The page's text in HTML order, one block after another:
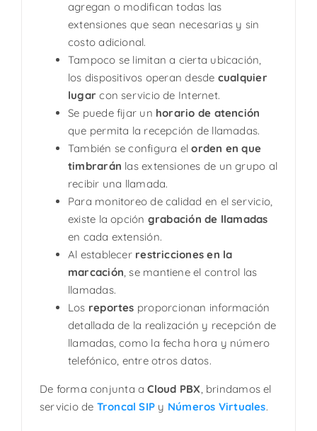
agregan o modifican todas las
extensiones que sean necesarias y sin
costo adicional.
Tampoco se limitan a cierta ubicación,
los dispositivos operan desde cualquier
lugar con servicio de Internet.
Se puede fijar un horario de atención
que permita la recepción de llamadas.
También se configura elorden en que
timbrarán las extensiones de un grupo al
recibir una llamada.
Para monitoreo de calidad en el servicio,
existe la opción grabación de llamadas
en cada extensión.
Al establecer restricciones en la
marcación, se mantiene el control las
llamadas.
Los reportes proporcionan información
detallada de la realización y recepción de
llamadas, como la fecha hora y número
telefónico, entre otros datos.
De forma conjunta aCloud PBX, brindamos el
servicio de Troncal SIP y Números Virtuales.